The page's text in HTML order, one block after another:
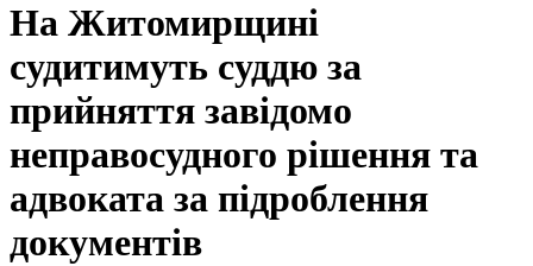
На Житомирщині
судитимуть суддю за
прийняття завідомо
неправосудного рішення та
адвоката за підроблення
документів